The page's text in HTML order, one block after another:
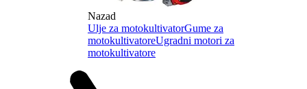
Nazad
Ulje za motokultivatorGume za
motokultivatoreUgradni motori za
motokultivatore